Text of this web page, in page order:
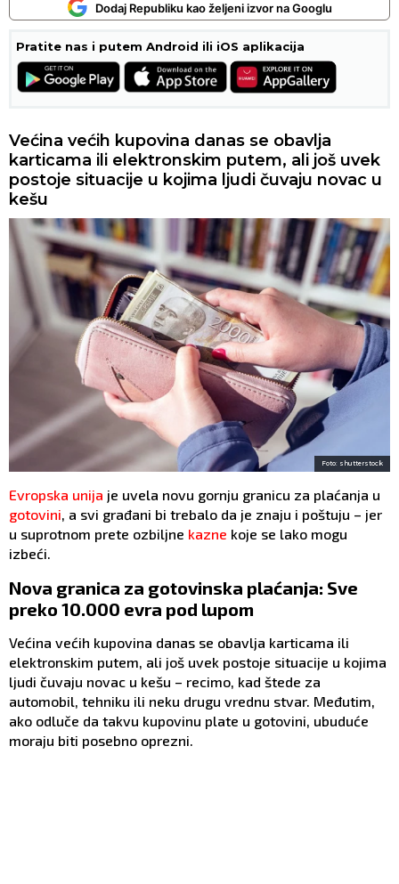
Dodaj Republiku kao željeni izvor na Googlu
Pratite nas i putem Android ili iOS aplikacija
Većina većih kupovina danas se obavlja
karticama ili elektronskim putem, ali još uvek
postoje situacije u kojima ljudi čuvaju novac u
kešu
Foto: shutterstock
Evropska unija je uvela novu gornju granicu za plaćanja u
gotovini, a svi građani bi trebalo da je znaju i poštuju – jer
u suprotnom prete ozbiljne kazne koje se lako mogu
izbeći.
Nova granica za gotovinska plaćanja: Sve
preko 10.000 evra pod lupom
Većina većih kupovina danas se obavlja karticama ili
elektronskim putem, ali još uvek postoje situacije u kojima
ljudi čuvaju novac u kešu – recimo, kad štede za
automobil, tehniku ili neku drugu vrednu stvar. Međutim,
ako odluče da takvu kupovinu plate u gotovini, ubuduće
moraju biti posebno oprezni.